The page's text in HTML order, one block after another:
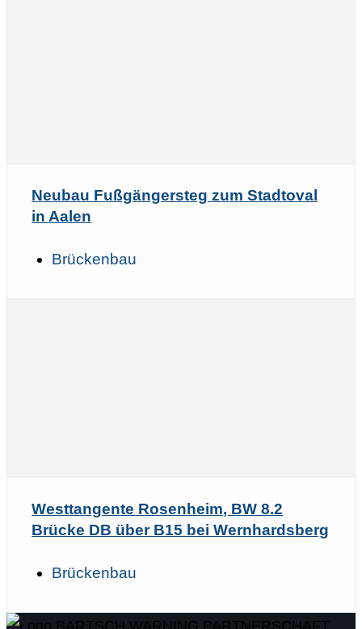
Neubau Fußgängersteg zum Stadtoval
in Aalen
Brückenbau
Westtangente Rosenheim, BW 8.2
Brücke DB über B15 bei Wernhardsberg
Brückenbau